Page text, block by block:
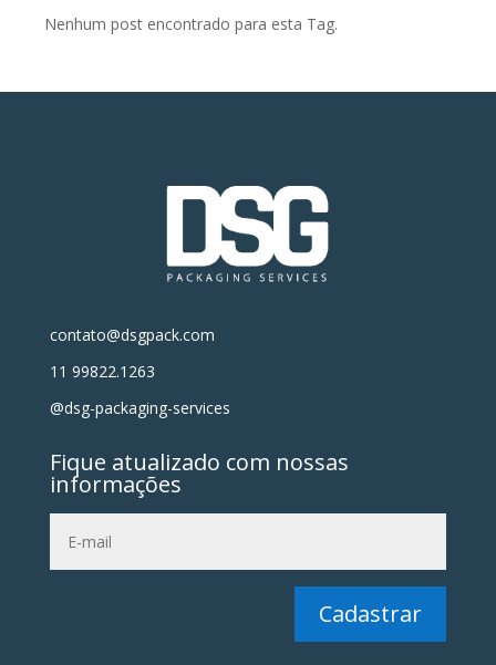
Nenhum post encontrado para esta Tag.
contato@dsgpack.com
11 99822.1263
@dsg-packaging-services
Fique atualizado com nossas
informações
Cadastrar